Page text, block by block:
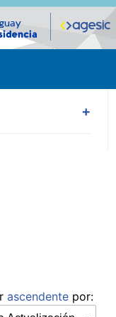
+
ascendente por: